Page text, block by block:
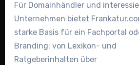
Für Domainhändler und
Unternehmen bietet
starke Basis für ein Fachportal
Branding: von Lexikon- und
Ratgeberinhalten über